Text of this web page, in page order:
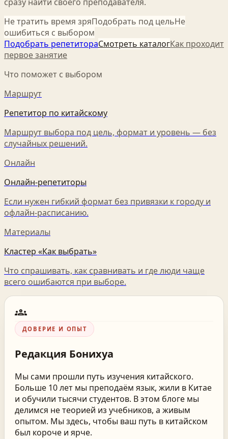
Не тратить время зряПодобрать под цельНе
ошибиться с выбором
Подобрать репетитораСмотреть каталогКак проходит
первое занятие
Что поможет с выбором
Маршрут
Репетитор по китайскому
Маршрут выбора под цель, формат и уровень — без
случайных решений.
Онлайн
Онлайн-репетиторы
Если нужен гибкий формат без привязки к городу и
офлайн-расписанию.
Материалы
Кластер «Как выбрать»
Что спрашивать, как сравнивать и где люди чаще
всего ошибаются при выборе.
groups
ДОВЕРИЕ И ОПЫТ
Редакция Бонихуа
Мы сами прошли путь изучения китайского.
Больше 10 лет мы преподаём язык, жили в Китае
и обучили тысячи студентов. В этом блоге мы
делимся не теорией из учебников, а живым
опытом. Мы здесь, чтобы ваш путь в китайском
был короче и ярче.